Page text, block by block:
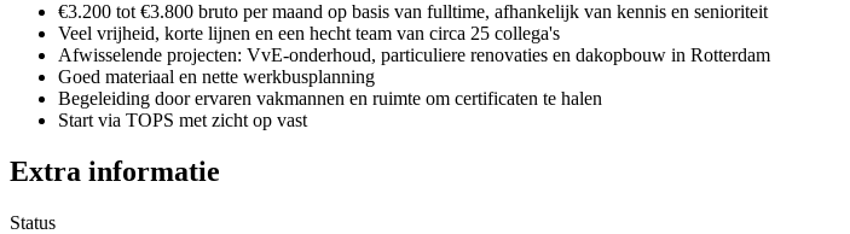
€3.200 tot €3.800 bruto per maand op basis van fulltime, afhankelijk van kennis en senioriteit
Veel vrijheid, korte lijnen en een hecht team van circa 25 collega's
Afwisselende projecten: VvE-onderhoud, particuliere renovaties en dakopbouw in Rotterdam
Goed materiaal en nette werkbusplanning
Begeleiding door ervaren vakmannen en ruimte om certificaten te halen
Start via TOPS met zicht op vast
Extra informatie
Status